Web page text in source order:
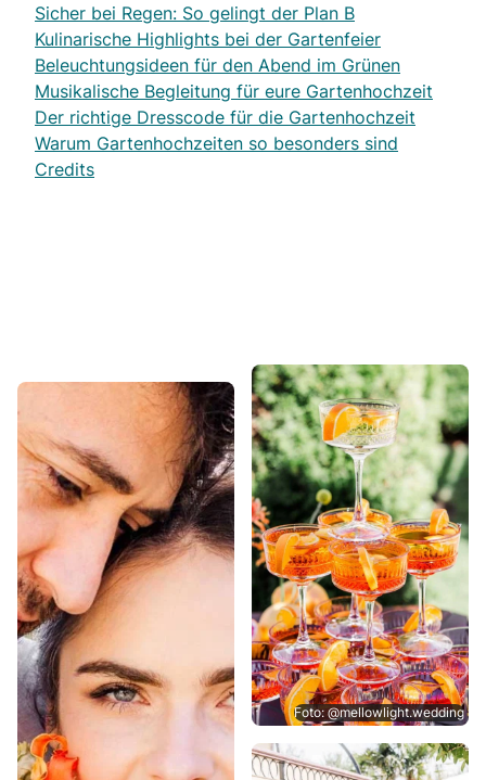
Sicher bei Regen: So gelingt der Plan B
Kulinarische Highlights bei der Gartenfeier
Beleuchtungsideen für den Abend im Grünen
Musikalische Begleitung für eure Gartenhochzeit
Der richtige Dresscode für die Gartenhochzeit
Warum Gartenhochzeiten so besonders sind
Credits
Foto: @mellowlight.wedding